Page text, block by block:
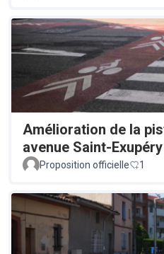
Amélioration de la
avenue Saint-Exupéry
Proposition officielle 1